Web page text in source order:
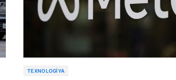
TEXNOLOGIYA